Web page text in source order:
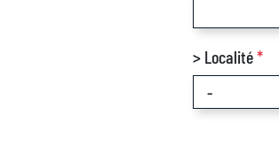
> Localité*